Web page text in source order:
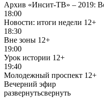
Архив «Инсит-ТВ» – 2019:
18:00
Новости: итоги недели 12+
18:30
Вне зоны 12+
19:00
Урок истории 12+
19:40
Молодежный проспект 12+
Вечерний эфир
развернутьсвернуть